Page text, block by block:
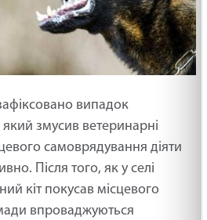
випадок
який змусив ветеринарні
самоврядування діяти
Після того, як у селі
кіт покусав місцевого
впроваджуються